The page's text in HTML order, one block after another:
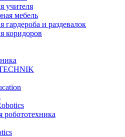
учителя
мебель
гардероба и раздевалок
коридоров
робототехника